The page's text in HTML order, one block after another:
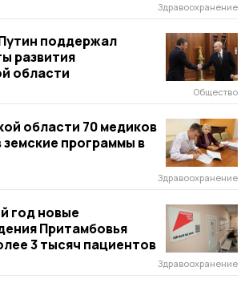
Здравоохранение
поддержал
развития
области
Общество
области 70 медиков
земские программы в
Здравоохранение
год новые
Притамбовья
3 тысяч пациентов
Здравоохранение